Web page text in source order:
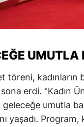
UMUTLA
töreni, kadınların
erdi. "Kadın
geleceğe umutla
yaşadı.